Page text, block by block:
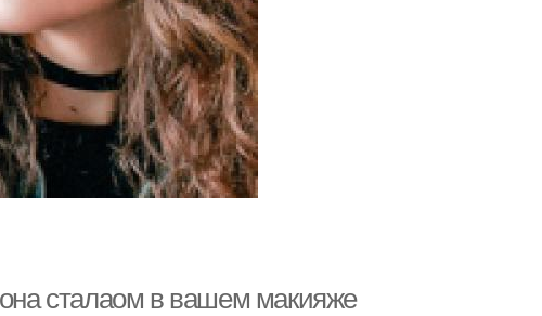
сталаом в вашем макияже